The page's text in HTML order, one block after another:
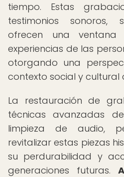
tiempo. Estas
testimonios sonoros,
ofrecen una
experiencias de las
otorgando una
contexto social y
La restauración de
técnicas avanzadas
limpieza de audio,
revitalizar estas piezas
su perdurabilidad y
generaciones futuras.